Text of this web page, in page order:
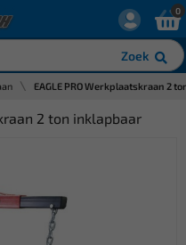
Zoek
0
EAGLE PRO Werkplaatskraan 2
2 ton inklapbaar